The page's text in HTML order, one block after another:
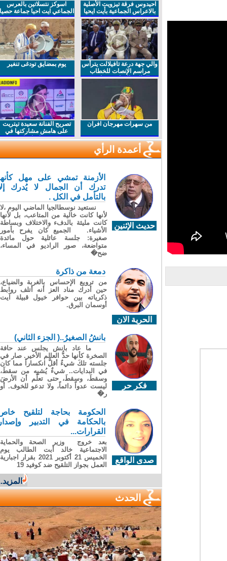
احيدوس فرقة تيزويت الأصلية
بالاعراس الجماعية بأيت ايحيا
اسوكز نتسلاتين بالعرس
الجماعي ايت احيا جماعة حصيا
والي جهة درعة تافيلالت يترأس
مراسم الإنصات للخطاب
الملكي السامي بمناسبة
يوم بمضايق تودغى تنغير
من سهرات مهرجان افران
تصريح الفنانة سعيدة تيتريت
على هامش مشاركتها في
مهرجان افران
أعمدة الرأي
حديث الإثنين
الأزمنة تمشي على مهل كأنها
تدرك أن الجمال لا يُدرك إلا
بالتأمل في الكل .
نستعيد نوسطالجيا الماضي اليوم ،لا
لأنها كانت خالية من المتاعب، بل لأنها
كانت مليئة بالدفء والاختلاف وبساطة
الأشياء. الجميع كان يفرح بأمور
صغيرة: جلسة عائلية حول مائدة
متواضعة، صور الراديو في المساء،
ضح�
الحرية الان
دمعة من ذاكرة
من ترويع الإحساس بالغربة والضياع،
حين أدرك مناد العز أنه أتلف روابط
ذكرياته بين حوافر خيول قبيلة آيت
أوسمان البرق.
فكر حر
بانشُ الصغيرُ..( الجزء الثاني)
ما عاد بانش يجلس عند حافة
الصخرة كأنها حدُّ العالم الأخير. صار في
جلسته تلكَ شيءٌ أقلُّ انكساراً مما كان
في البدايات.. شيءٌ يُشبِه من سقطَ،
وسقطَ، وسقطَ، حتى تعلّم أن الأرضَ
ليست عدواً دائماً، ولا تدعو للخوف. أو
ر�
صدى الواقع
الحكومة بحاجة لتلقيح خاص
بالحكامة في التدبير وإصدار
القرارات...
بعد خروج وزير الصحة والحماية
الاجتماعية خالد أبت الطالب يوم
الخميس 21 أكتوبر 2021 بقرار اجبارية
العمل بجواز التلقيح ضد كوفيد 19
المزيد...
الحدث